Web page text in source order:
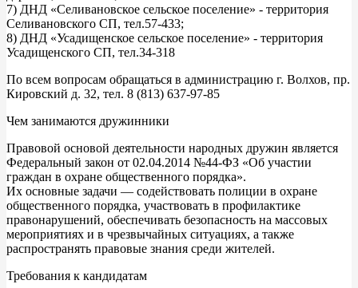
7) ДНД «Селивановское сельское поселение» - территория
Селивановского СП, тел.57-433;
8) ДНД «Усадищенское сельское поселение» - территория
Усадищенского СП, тел.34-318
По всем вопросам обращаться в администрацию г. Волхов, пр.
Кировский д. 32, тел. 8 (813) 637-97-85
Чем занимаются дружинники
Правовой основой деятельности народных дружин является
Федеральный закон от 02.04.2014 №44-ФЗ «Об участии
граждан в охране общественного порядка».
Их основные задачи — содействовать полиции в охране
общественного порядка, участвовать в профилактике
правонарушений, обеспечивать безопасность на массовых
мероприятиях и в чрезвычайных ситуациях, а также
распространять правовые знания среди жителей.
Требования к кандидатам